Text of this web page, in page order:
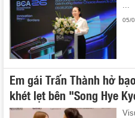
...
05/
Em gái Trấn Thành hở
khét lẹt bên "Song Hye